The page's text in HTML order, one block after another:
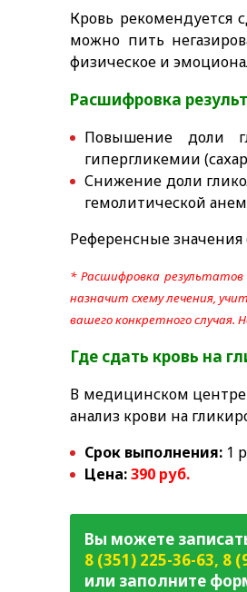
Кровь рекомендуется
можно пить
физическое и
Расшифровка
Повышение доли
гипергликемии
Снижение доли
гемолитической
Референсные
* Расшифровка
назначит схему лечения,
вашего конкретного случая.
Где сдать кровь на
В медицинском центре
анализ крови на
Срок выполнения: 1
Цена: 390 руб.
Вы можете
8 (351) 225-36-63, 8
или заполните